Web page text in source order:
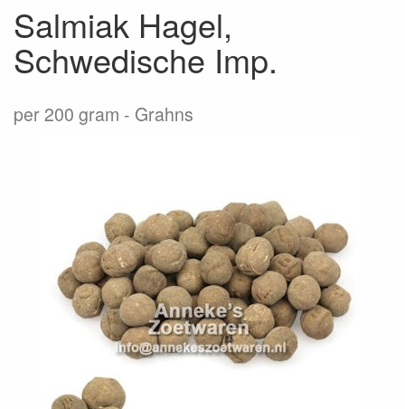
Salmiak Hagel,
Schwedische Imp.
per 200 gram Grahns